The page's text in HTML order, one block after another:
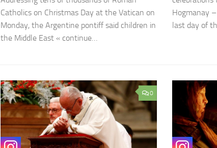
Catholics on Christmas Day at the Vatican on
Monday, the Argentine pontiff said children in
the Middle East « continue…
Hogmanay
last day of
0